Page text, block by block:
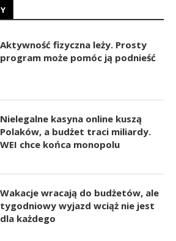
Aktywność fizyczna leży. Prosty
program może pomóc ją podnieść
Nielegalne kasyna online kuszą
Polaków, a budżet traci miliardy.
WEI chce końca monopolu
Wakacje wracają do budżetów, ale
tygodniowy wyjazd wciąż nie jest
dla każdego